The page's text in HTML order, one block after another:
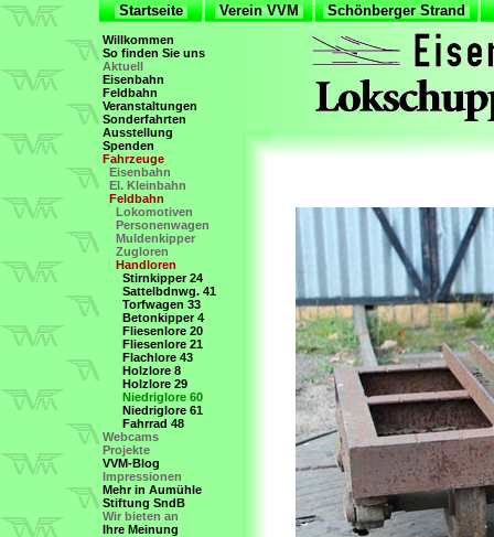
Startseite Verein VVM Schönberger Strand
Willkommen
So finden Sie uns
Aktuell
Eisenbahn
Feldbahn
Veranstaltungen
Sonderfahrten
Ausstellung
Spenden
Fahrzeuge
Eisenbahn
El. Kleinbahn
Feldbahn
Lokomotiven
Personenwagen
Muldenkipper
Zugloren
Handloren
Stirnkipper 24
Sattelbdnwg. 41
Torfwagen 33
Betonkipper 4
Fliesenlore 20
Fliesenlore 21
Flachlore 43
Holzlore 8
Holzlore 29
Niedriglore 60
Niedriglore 61
Fahrrad 48
Webcams
Projekte
VVM-Blog
Impressionen
Mehr in Aumühle
Stiftung SndB
Wir bieten an
Ihre Meinung